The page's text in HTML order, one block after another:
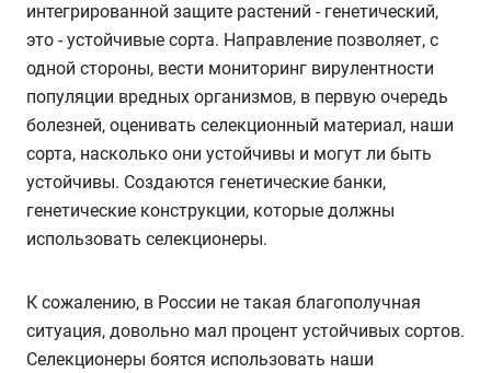
интегрированной защите растений - генетический,
это - устойчивые сорта. Направление позволяет, с
одной стороны, вести мониторинг вирулентности
популяции вредных организмов, в первую очередь
болезней, оценивать селекционный материал, наши
сорта, насколько они устойчивы и могут ли быть
устойчивы. Создаются генетические банки,
генетические конструкции, которые должны
использовать селекционеры.
К сожалению, в России не такая благополучная
ситуация, довольно мал процент устойчивых сортов.
Селекционеры боятся использовать наши